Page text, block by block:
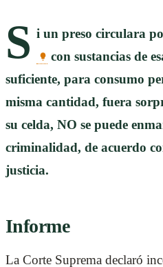
S i un preso circulara
con sustancias de
suficiente, para consumo
misma cantidad, fuera
su celda, NO se puede
criminalidad, de acuerdo
justicia.
Informe
La Corte Suprema declaró